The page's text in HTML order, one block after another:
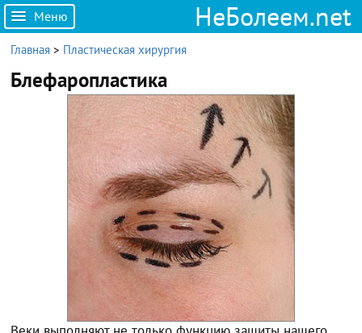
Меню НеБолеем.net
Главная > Пластическая хирургия
Блефаропластика